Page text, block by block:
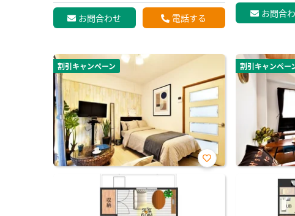
お問合わせ 電話する お問合
割引キャンペーン
お気
割引キャンペー